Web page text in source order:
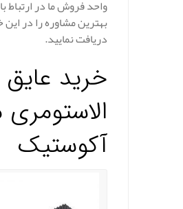
واحد فروش ما در ارتباط
بهترین مشاوره را در
دریافت نمایید.
خرید عایق
الاستومری
آکوستیک